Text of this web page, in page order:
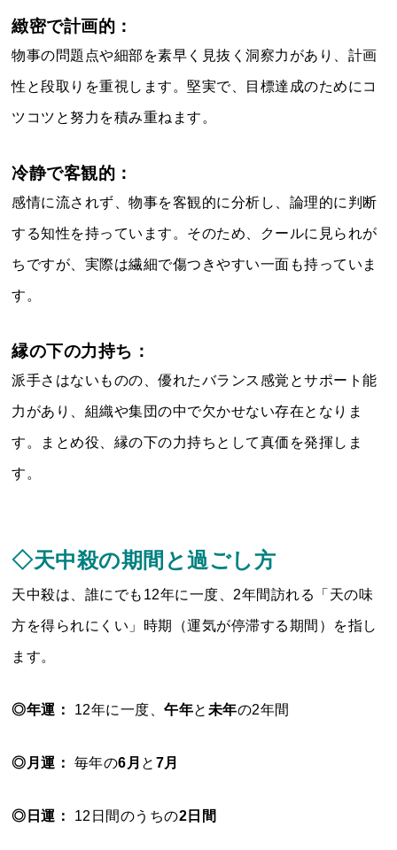
緻密で計画的：
物事の問題点や細部を素早く見抜く洞察力があり、計画
性と段取りを重視します。堅実で、目標達成のためにコ
ツコツと努力を積み重ねます。
冷静で客観的：
感情に流されず、物事を客観的に分析し、論理的に判断
する知性を持っています。そのため、クールに見られが
ちですが、実際は繊細で傷つきやすい一面も持っていま
す。
縁の下の力持ち：
派手さはないものの、優れたバランス感覚とサポート能
力があり、組織や集団の中で欠かせない存在となりま
す。まとめ役、縁の下の力持ちとして真価を発揮しま
す。
◇天中殺の期間と過ごし方
天中殺は、誰にでも12年に一度、2年間訪れる「天の味
方を得られにくい」時期（運気が停滞する期間）を指し
ます。
◎年運： 12年に一度、午年と 未年の2年間
◎月運： 毎年の6月 と 7月
◎日運： 12日間のうちの2日間